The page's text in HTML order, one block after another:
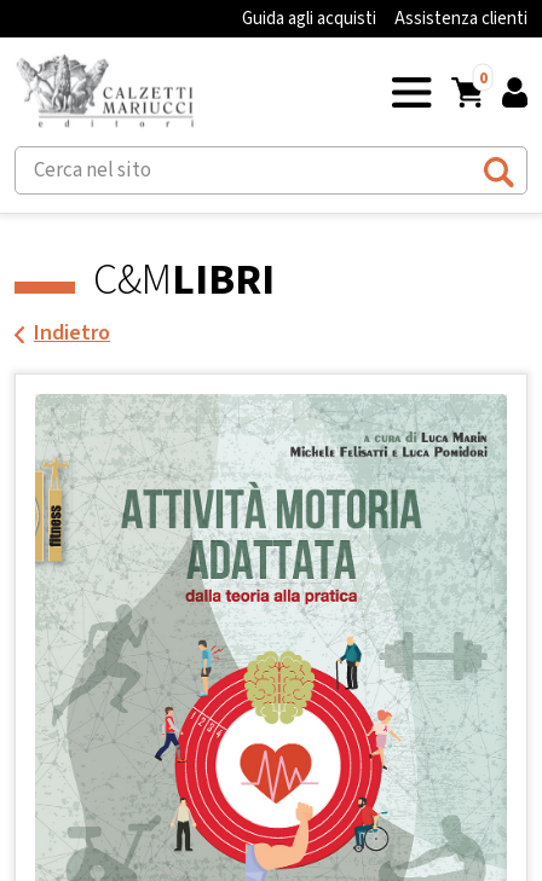
Guida agli acquisti Assistenza clienti
0
C&MLIBRI
Indietro